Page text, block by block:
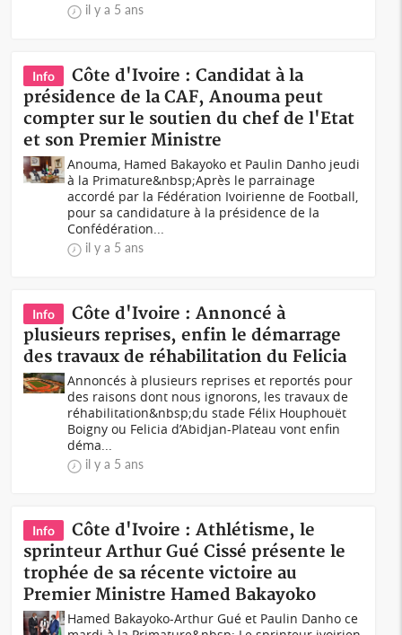
il y a 5 ans
Info
Côte d'Ivoire : Candidat à la
présidence de la CAF, Anouma peut
compter sur le soutien du chef de l'Etat
et son Premier Ministre
Anouma, Hamed Bakayoko et Paulin Danho jeudi
à la Primature&nbsp;Après le parrainage
accordé par la Fédération Ivoirienne de Football,
pour sa candidature à la présidence de la
Confédération...
il y a 5 ans
Info
Côte d'Ivoire : Annoncé à
plusieurs reprises, enfin le démarrage
des travaux de réhabilitation du Felicia
Annoncés à plusieurs reprises et reportés pour
des raisons dont nous ignorons, les travaux de
réhabilitation&nbsp;du stade Félix Houphouët
Boigny ou Felicia d’Abidjan-Plateau vont enfin
déma...
il y a 5 ans
Info
Côte d'Ivoire : Athlétisme, le
sprinteur Arthur Gué Cissé présente le
trophée de sa récente victoire au
Premier Ministre Hamed Bakayoko
Hamed Bakayoko-Arthur Gué et Paulin Danho ce